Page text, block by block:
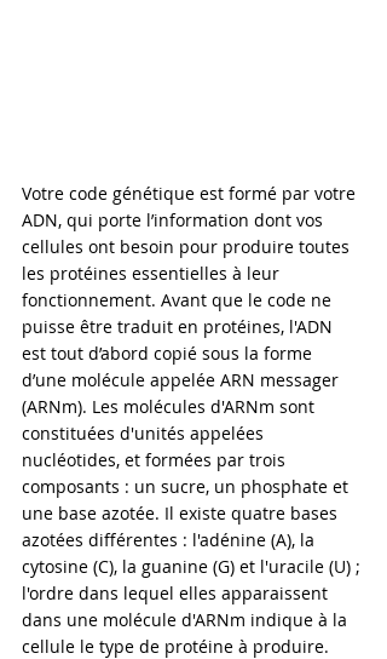
Votre code génétique est formé par votre
ADN, qui porte l’information dont vos
cellules ont besoin pour produire toutes
les protéines essentielles à leur
fonctionnement. Avant que le code ne
puisse être traduit en protéines, l'ADN
est tout d’abord copié sous la forme
d’une molécule appelée ARN messager
(ARNm). Les molécules d'ARNm sont
constituées d'unités appelées
nucléotides, et formées par trois
composants : un sucre, un phosphate et
une base azotée. Il existe quatre bases
azotées différentes : l'adénine (A), la
cytosine (C), la guanine (G) et l'uracile (U) ;
l'ordre dans lequel elles apparaissent
dans une molécule d'ARNm indique à la
cellule le type de protéine à produire.